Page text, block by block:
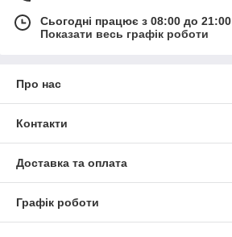
Сьогодні працює з 08:00 до 21:00
Показати весь графік роботи
Про нас
Контакти
Доставка та оплата
Графік роботи